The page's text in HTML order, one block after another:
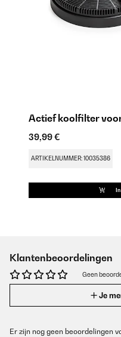
Actief koolfilter
39,99 €
ARTIKELNUMMER: 10035386
Klantenbeoordelingen
Geen
Je
Er zijn nog geen beoordelingen